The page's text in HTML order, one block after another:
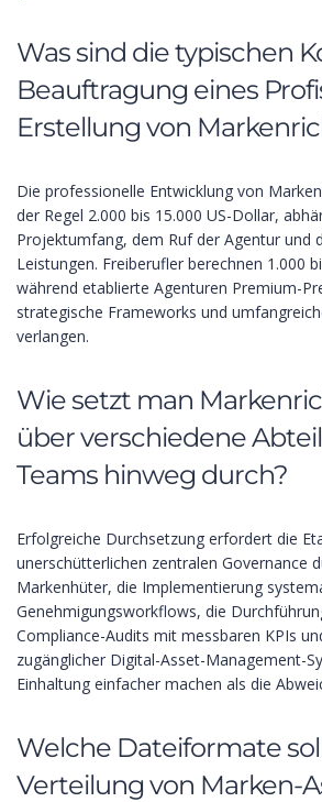
Was sind die typischen
Beauftragung eines
Erstellung von
Die professionelle Entwicklung von
der Regel 2.000 bis 15.000 US-Dollar,
Projektumfang, dem Ruf der Agentur und
Leistungen. Freiberufler berechnen 1.000
während etablierte Agenturen Premium-
strategische Frameworks und
verlangen.
Wie setzt man
über verschiedene
Teams hinweg durch?
Erfolgreiche Durchsetzung erfordert die
unerschütterlichen zentralen Governance
Markenhüter, die Implementierung
Genehmigungsworkflows, die
Compliance-Audits mit messbaren KPIs
zugänglicher Digital-Asset-Management-
Einhaltung einfacher machen als die
Welche Dateiformate
Verteilung von Marken-